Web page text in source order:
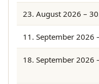
23. August 2026 –
11. September 2026
18. September 2026